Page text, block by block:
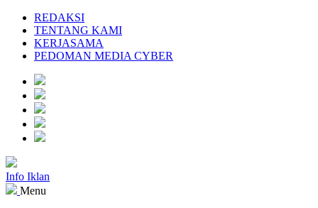
REDAKSI
TENTANG KAMI
KERJASAMA
PEDOMAN MEDIA CYBER
Info Iklan
Menu